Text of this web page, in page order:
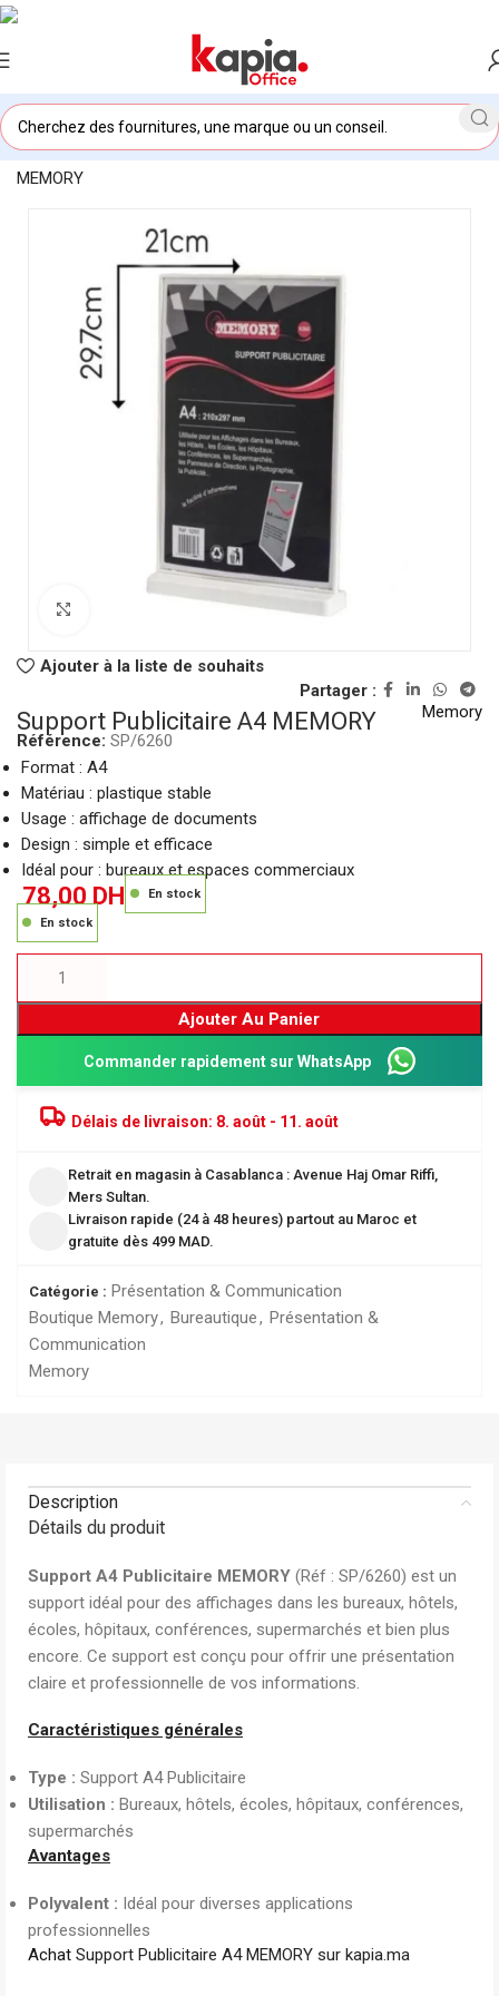
Accueil/KAPIA OFFICE MAROC/Support Publicitaire A4
MEMORY
Ajouter à la liste de souhaits
Partager :
Support Publicitaire A4 MEMORY
Référence: SP/6260
Memory
Format : A4
Matériau : plastique stable
Usage : affichage de documents
Design : simple et efficace
Idéal pour : bureaux et espaces commerciaux
78,00DH
En stock
En stock
Ajouter Au Panier
Commander rapidement sur WhatsApp
Délais de livraison: 8. août - 11. août
Retrait en magasin à Casablanca : Avenue Haj Omar Riffi,
Mers Sultan.
Livraison rapide (24 à 48 heures) partout au Maroc et
gratuite dès 499 MAD.
Catégorie : Présentation & Communication
Boutique Memory, Bureautique, Présentation &
Communication
Memory
Description
Détails du produit
Support A4 Publicitaire MEMORY (Réf : SP/6260) est un
support idéal pour des affichages dans les bureaux, hôtels,
écoles, hôpitaux, conférences, supermarchés et bien plus
encore. Ce support est conçu pour offrir une présentation
claire et professionnelle de vos informations.
Caractéristiques générales
Type : Support A4 Publicitaire
Utilisation : Bureaux, hôtels, écoles, hôpitaux, conférences,
supermarchés
Avantages
Polyvalent : Idéal pour diverses applications
professionnelles
Achat Support Publicitaire A4 MEMORY sur kapia.ma